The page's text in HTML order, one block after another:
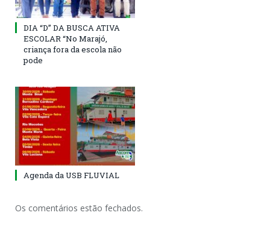
DIA “D” DA BUSCA ATIVA
ESCOLAR “No Marajó,
criança fora da escola não
pode
Agenda da USB FLUVIAL
Os comentários estão fechados.